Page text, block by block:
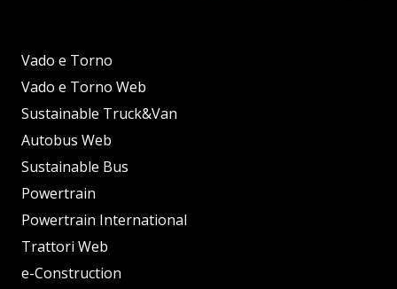
Vado e Torno
Vado e Torno Web
Sustainable Truck&Van
Autobus Web
Sustainable Bus
Powertrain
Powertrain International
Trattori Web
e-Construction